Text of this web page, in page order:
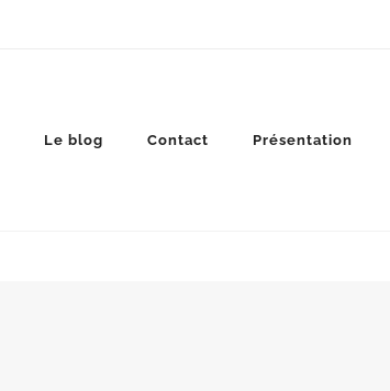
Le blog Contact Présentation